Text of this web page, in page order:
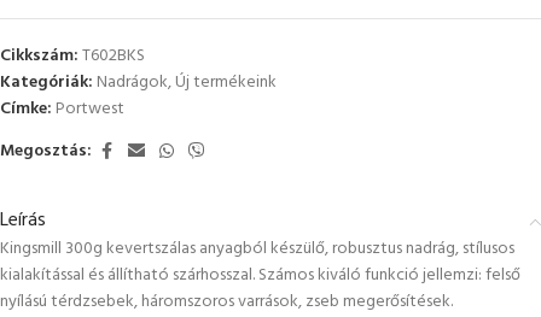
Cikkszám:T602BKS
Kategóriák: Nadrágok,Új termékeink
Címke: Portwest
Megosztás:
Leírás
Kingsmill 300g kevertszálas anyagból készülő, robusztus nadrág, stílusos
kialakítással és állítható szárhosszal. Számos kiváló funkció jellemzi: felső
nyílású térdzsebek, háromszoros varrások, zseb megerősítések.